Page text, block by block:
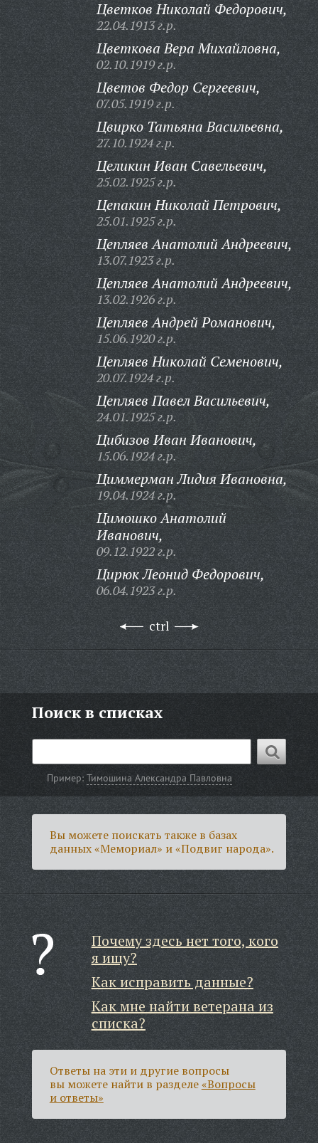
Цветков Николай Федорович,
22.04.1913 г.р.
Цветкова Вера Михайловна,
02.10.1919 г.р.
Цветов Федор Сергеевич,
07.05.1919 г.р.
Цвирко Татьяна Васильевна,
27.10.1924 г.р.
Целикин Иван Савельевич,
25.02.1925 г.р.
Цепакин Николай Петрович,
25.01.1925 г.р.
Цепляев Анатолий Андреевич,
13.07.1923 г.р.
Цепляев Анатолий Андреевич,
13.02.1926 г.р.
Цепляев Андрей Романович,
15.06.1920 г.р.
Цепляев Николай Семенович,
20.07.1924 г.р.
Цепляев Павел Васильевич,
24.01.1925 г.р.
Цибизов Иван Иванович,
15.06.1924 г.р.
Циммерман Лидия Ивановна,
19.04.1924 г.р.
Цимошко Анатолий
Иванович,
09.12.1922 г.р.
Цирюк Леонид Федорович,
06.04.1923 г.р.
ctrl
Поиск в списках
Пример:Тимошина Александра Павловна
Вы можете поискать также в базах
данных «Мемориал» и «Подвиг народа».
Почему здесь нет того, кого
я ищу?
Как исправить данные?
Как мне найти ветерана из
списка?
Ответы на эти и другие вопросы
вы можете найти в разделе«Вопросы
и ответы»